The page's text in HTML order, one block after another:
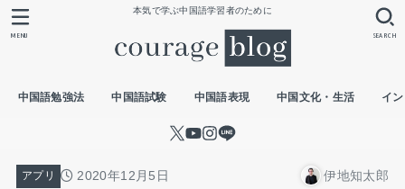
本気で学ぶ中国語学習者のために
中国語勉強法 中国語試験 中国語表現 中国文化・生活 イ
SEARCH
MENU
アプリ 2020年12月5日 伊地知太郎